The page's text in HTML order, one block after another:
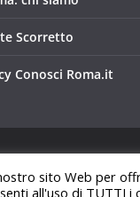
Scorretto
Conosci Roma.it
di ThemeGrill.
sito Web per
all'uso di TUTTI